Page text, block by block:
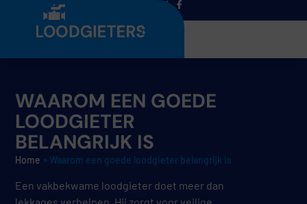
Menu
WAAROM EEN GOEDE
LOODGIETER
BELANGRIJK IS
Home » Waarom een goede loodgieter belangrijk is
Een vakbekwame loodgieter doet meer dan